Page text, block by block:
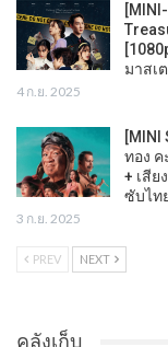
มาสเ
4 ก.ย. 2025
[MINI
ทอง ค
+ เสีย
ซับไท
3 ก.ย. 2025
PREV NEXT
คลังเก็บ